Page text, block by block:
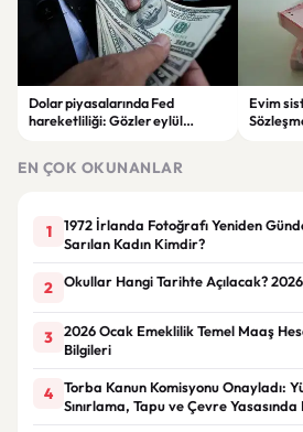
Dolar piyasalarında Fed
hareketliliği: Gözler eylül
Evim
EN ÇOK OKUNANLAR
1
1972 İrlanda Fotoğrafı Yeniden
Sarılan Kadın Kimdir?
2 Okullar Hangi Tarihte Açılacak? 2026
3
2026 Ocak Emeklilik Temel Maaş
Bilgileri
4
Torba Kanun Komisyonu Onayladı:
Sınırlama, Tapu ve Çevre